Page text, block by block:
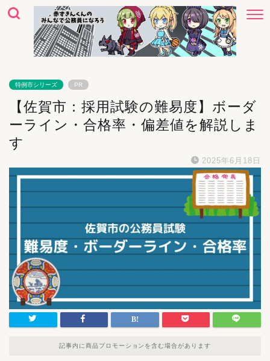
特例市シリーズ PR
【佐賀市：採用試験の難易度】ボーダ
ーライン・合格率・偏差値を解説しま
す
2025年6月18日
記事内に商品プロモーションを含む場合があります